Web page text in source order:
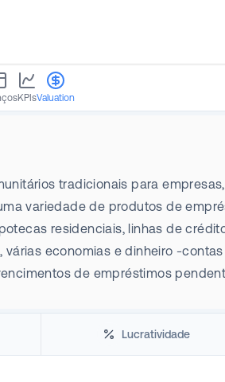
KPIsValuation
tradicionais para
variedade de produtos de
residenciais, linhas de
economias e dinheiro -
de empréstimos
Lucratividade